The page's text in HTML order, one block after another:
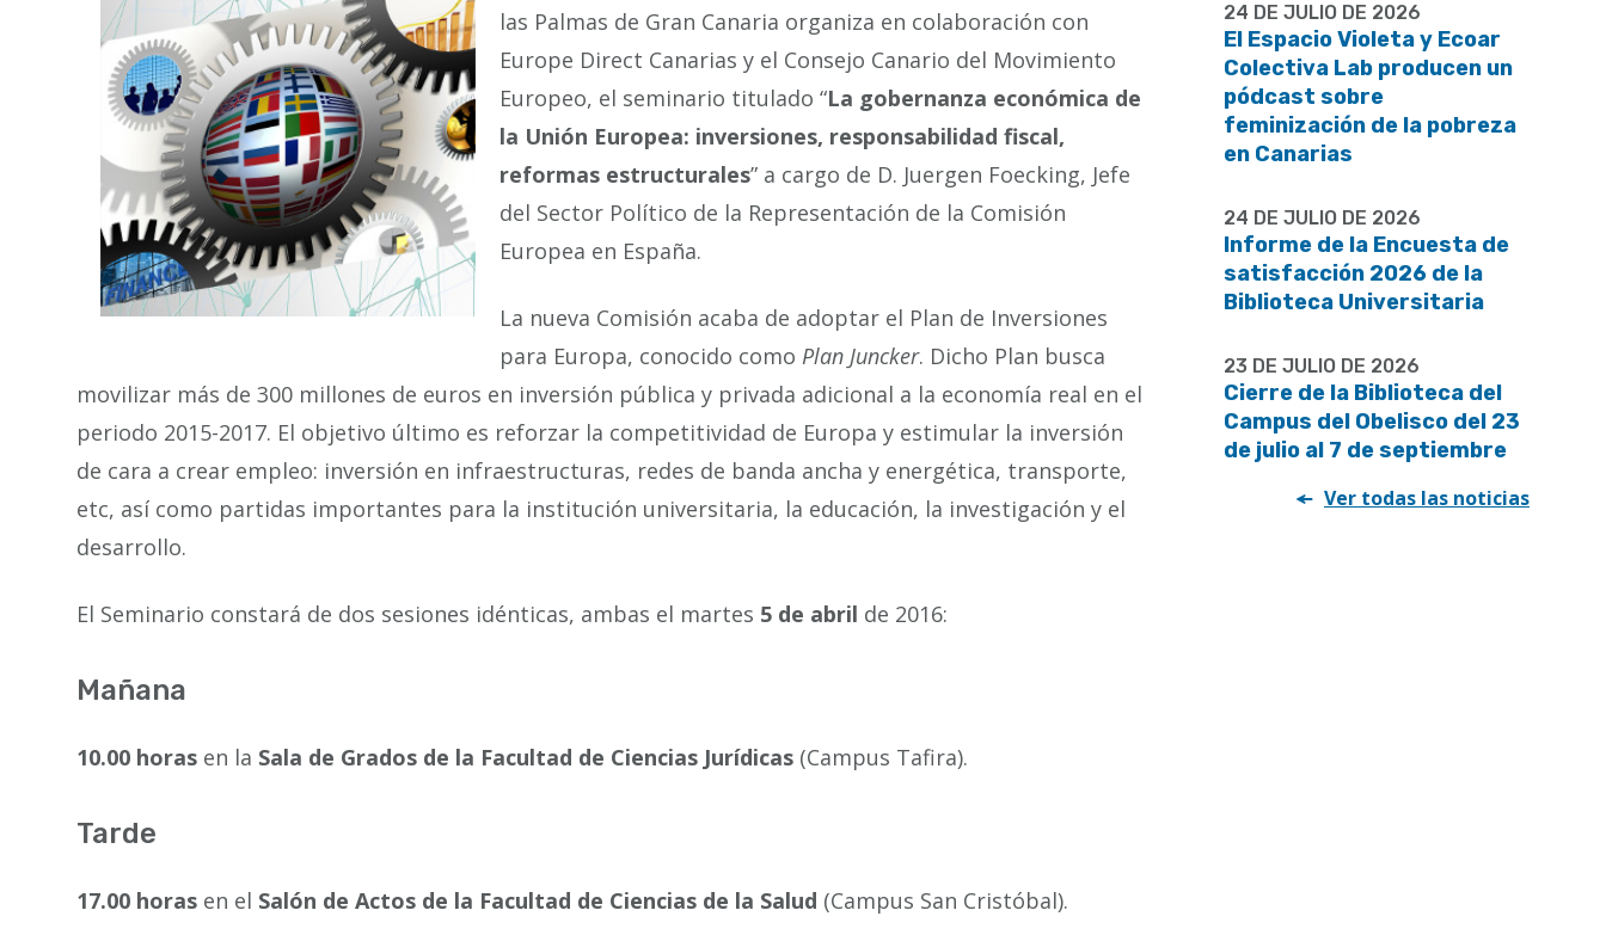
las Palmas de Gran Canaria organiza en colaboración con
Europe Direct Canarias y el Consejo Canario del Movimiento
Europeo, el seminario titulado “La gobernanza económica de
la Unión Europea: inversiones, responsabilidad fiscal,
reformas estructurales” a cargo de D. Juergen Foecking, Jefe
del Sector Político de la Representación de la Comisión
Europea en España.
La nueva Comisión acaba de adoptar el Plan de Inversiones
para Europa, conocido como Plan Juncker. Dicho Plan busca
movilizar más de 300 millones de euros en inversión pública y privada adicional a la economía real en el
periodo 2015-2017. El objetivo último es reforzar la competitividad de Europa y estimular la inversión
de cara a crear empleo: inversión en infraestructuras, redes de banda ancha y energética, transporte,
etc, así como partidas importantes para la institución universitaria, la educación, la investigación y el
desarrollo.
El Seminario constará de dos sesiones idénticas, ambas el martes 5 de abril de 2016:
Mañana
10.00 horas en la Sala de Grados de la Facultad de Ciencias Jurídicas (Campus Tafira).
Tarde
17.00 horas en el Salón de Actos de la Facultad de Ciencias de la Salud (Campus San Cristóbal).
24 DE JULIO DE 2026
El Espacio Violeta y Ecoar
Colectiva Lab producen un
pódcast sobre
feminización de la pobreza
en Canarias
24 DE JULIO DE 2026
Informe de la Encuesta de
satisfacción 2026 de la
Biblioteca Universitaria
23 DE JULIO DE 2026
Cierre de la Biblioteca del
Campus del Obelisco del 23
de julio al 7 de septiembre
Ver todas las noticias